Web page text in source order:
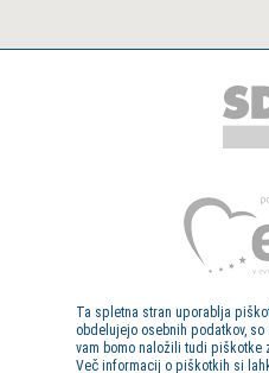
Ta spletna stran uporablja
obdelujejo osebnih podatkov,
vam bomo naložili tudi piškotke
Več informacij o piškotkih si